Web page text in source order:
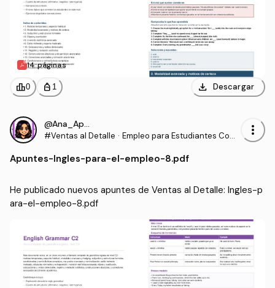
14 páginas
leaderboard0 personal_bag 1 download Descargar
@Ana_Apuntes
#Ventas al Detalle · Empleo para Estudiantes Com
more_vert
Apuntes-Ingles-para-el-empleo-8.pdf
He publicado nuevos apuntes de Ventas al Detalle: Ingles-p
ara-el-empleo-8.pdf